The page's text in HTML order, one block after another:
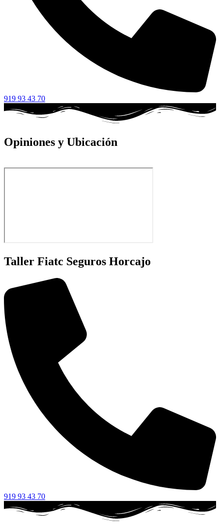
919 93 43 70
Opiniones y Ubicación
Taller Fiatc Seguros Horcajo
919 93 43 70